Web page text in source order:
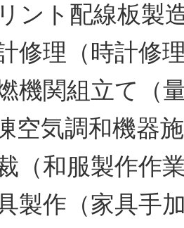
ント配線板製
修理（時計修
機関組立て（
空気調和機器
（和服製作作
製作（家具手